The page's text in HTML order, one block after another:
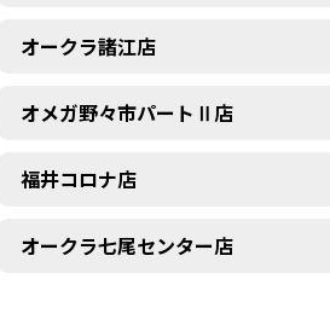
オークラ諸江店
オメガ野々市パートⅡ店
福井コロナ店
オークラ七尾センター店